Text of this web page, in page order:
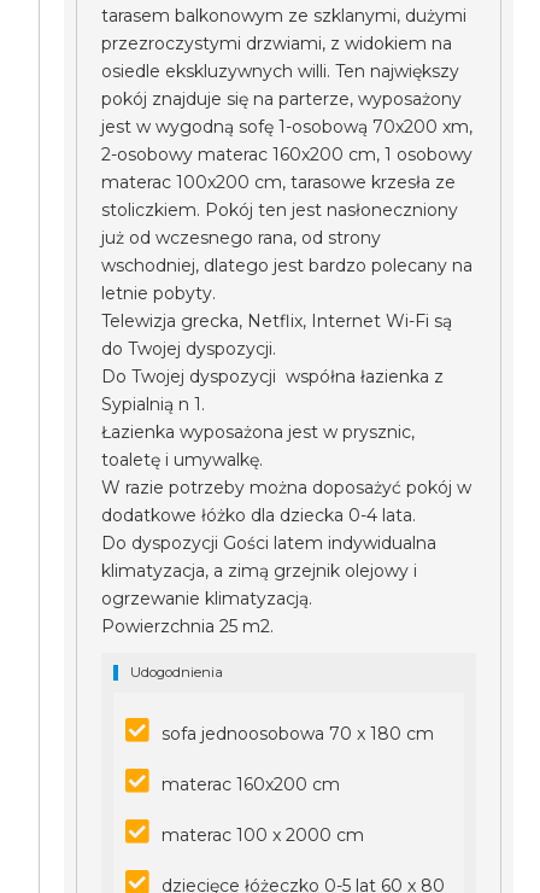
tarasem balkonowym ze szklanymi, dużymi
przezroczystymi drzwiami, z widokiem na
osiedle ekskluzywnych willi. Ten największy
pokój znajduje się na parterze, wyposażony
jest w wygodną sofę 1-osobową 70x200 xm,
2-osobowy materac 160x200 cm, 1 osobowy
materac 100x200 cm, tarasowe krzesła ze
stoliczkiem. Pokój ten jest nasłoneczniony
już od wczesnego rana, od strony
wschodniej, dlatego jest bardzo polecany na
letnie pobyty.
Telewizja grecka, Netflix, Internet Wi-Fi są
do Twojej dyspozycji.
Do Twojej dyspozycji współna łazienka z
Sypialnią n 1.
Łazienka wyposażona jest w prysznic,
toaletę i umywalkę.
W razie potrzeby można doposażyć pokój w
dodatkowe łóżko dla dziecka 0-4 lata.
Do dyspozycji Gości latem indywidualna
klimatyzacja, a zimą grzejnik olejowy i
ogrzewanie klimatyzacją.
Powierzchnia 25 m2.
Udogodnienia
sofa jednoosobowa 70 x 180 cm
materac 160x200 cm
materac 100 x 2000 cm
dziecięce łóżeczko 0-5 lat 60 x 80